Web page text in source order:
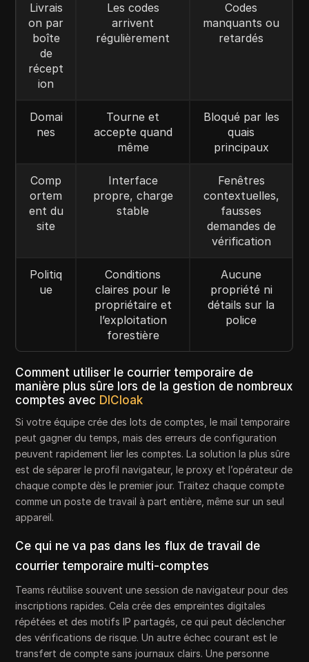
Livrais
on par
boîte
de
récept
ion
Les codes
arrivent
régulièrement
Codes
manquants ou
retardés
Domai
nes
Tourne et
accepte quand
même
Bloqué par les
quais
principaux
Comp
ortem
ent du
site
Interface
propre, charge
stable
Fenêtres
contextuelles,
fausses
demandes de
vérification
Politiq
ue
Conditions
claires pour le
propriétaire et
l’exploitation
forestière
Aucune
propriété ni
détails sur la
police
Comment utiliser le courrier temporaire de
manière plus sûre lors de la gestion de nombreux
comptes avec DICloak
Si votre équipe crée des lots de comptes, le mail temporaire
peut gagner du temps, mais des erreurs de configuration
peuvent rapidement lier les comptes. La solution la plus sûre
est de séparer le profil navigateur, le proxy et l’opérateur de
chaque compte dès le premier jour. Traitez chaque compte
comme un poste de travail à part entière, même sur un seul
appareil.
Ce qui ne va pas dans les flux de travail de
courrier temporaire multi-comptes
Teams réutilise souvent une session de navigateur pour des
inscriptions rapides. Cela crée des empreintes digitales
répétées et des motifs IP partagés, ce qui peut déclencher
des vérifications de risque. Un autre échec courant est le
transfert de compte sans journaux clairs. Une personne